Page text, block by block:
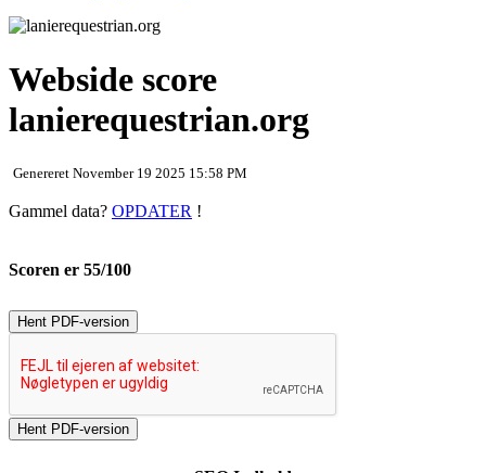
Webside score
lanierequestrian.org
Genereret November 19 2025 15:58 PM
Gammel data? OPDATER !
Scoren er 55/100
Hent PDF-version